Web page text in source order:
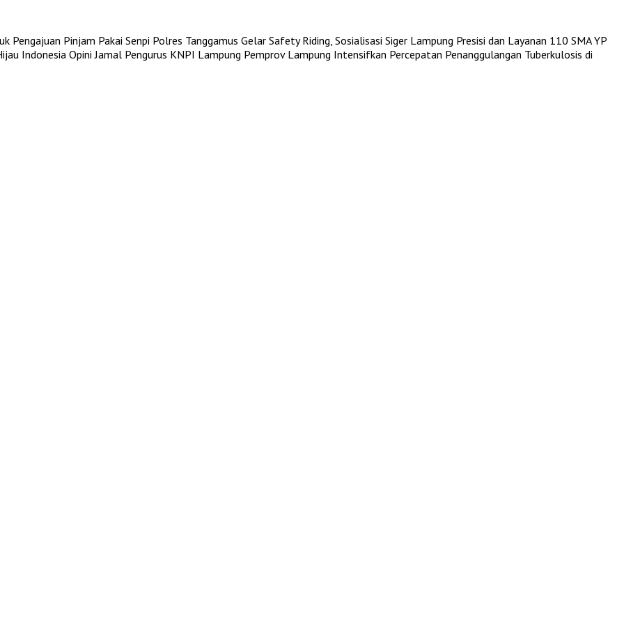
Pengajuan Pinjam Pakai Senpi Polres Tanggamus Gelar Safety Riding, Sosialisasi Siger Lampung Presisi dan Layanan 110 SMA YP
Indonesia Opini Jamal Pengurus KNPI Lampung Pemprov Lampung Intensifkan Percepatan Penanggulangan Tuberkulosis di